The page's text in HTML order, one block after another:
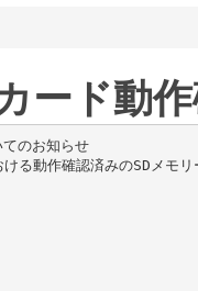
ード動
のお知らせ
る動作確認済みのSDメモリ